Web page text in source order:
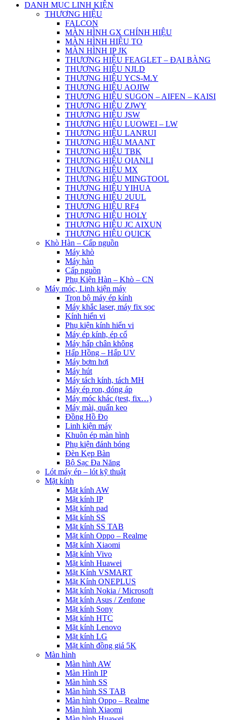
DANH MỤC LINH KIỆN
THƯƠNG HIỆU
FALCON
MÀN HÌNH GX CHÍNH HIỆU
MÀN HÌNH HIỆU TO
MÀN HÌNH IP JK
THƯƠNG HIỆU FEAGLET – ĐẠI BÀNG
THƯƠNG HIỆU NJLD
THƯƠNG HIỆU YCS-M.Y
THƯƠNG HIỆU AOJIW
THƯƠNG HIỆU SUGON – AIFEN – KAISI
THƯƠNG HIỆU ZJWY
THƯƠNG HIỆU JSW
THƯƠNG HIỆU LUOWEI – LW
THƯƠNG HIỆU LANRUI
THƯƠNG HIỆU MAANT
THƯƠNG HIỆU TBK
THƯƠNG HIỆU QIANLI
THƯƠNG HIỆU MX
THƯƠNG HIỆU MINGTOOL
THƯƠNG HIỆU YIHUA
THƯƠNG HIỆU 2UUL
THƯƠNG HIỆU RF4
THƯƠNG HIỆU HOLY
THƯƠNG HIỆU JC AIXUN
THƯƠNG HIỆU QUICK
Khò Hàn – Cấp nguồn
Máy khò
Máy hàn
Cấp nguồn
Phụ Kiện Hàn – Khò – CN
Máy móc, Linh kiện máy
Trọn bộ máy ép kính
Máy khắc laser, máy fix sọc
Kính hiển vi
Phụ kiện kính hiển vi
Máy ép kính, ép cổ
Máy hấp chân không
Hấp Hồng – Hấp UV
Máy bơm hơi
Máy hút
Máy tách kính, tách MH
Máy ép ron, đóng áp
Máy móc khác (test, fix…)
Máy mài, quấn keo
Đồng Hồ Đo
Linh kiện máy
Khuôn ép màn hình
Phụ kiện đánh bóng
Đèn Kẹp Bàn
Bộ Sạc Đa Năng
Lót máy ép – lót kỹ thuật
Mặt kính
Mặt kính AW
Mặt kính IP
Mặt kính pad
Mặt kính SS
Mặt kính SS TAB
Mặt kính Oppo – Realme
Mặt kính Xiaomi
Mặt kính Vivo
Mặt kính Huawei
Mặt Kính VSMART
Mặt Kính ONEPLUS
Mặt kính Nokia / Microsoft
Mặt kính Asus / Zenfone
Mặt kính Sony
Mặt kính HTC
Mặt kính Lenovo
Mặt kính LG
Mặt kính đồng giá 5K
Màn hình
Màn hình AW
Màn Hình IP
Màn hình SS
Màn hình SS TAB
Màn hình Oppo – Realme
Màn hình Xiaomi